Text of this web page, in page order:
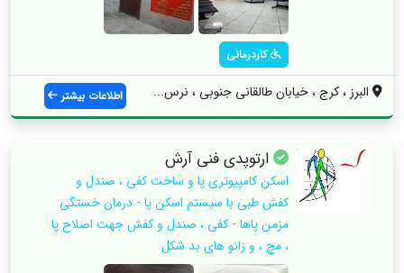
کاردرمانی
البرز ، کرج ، خیابان طالقانی جنوبی ، نرس... اطلاعات بیشتر
ارتوپدی فنی آرش
اسکن کامپیوتری پا و ساخت کفی ، صندل و
کفش طبی با سیستم‌ اسکن پا - درمان خستگی
مزمن پاها - کفی ، صندل و کفش جهت اصلاح پا
، مچ ، و زانو های بد شکل